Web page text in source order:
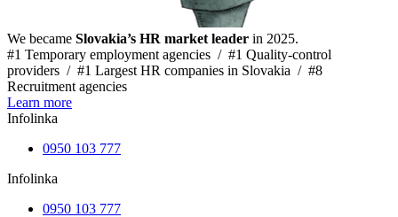
We became Slovakia’s HR market leader in 2025.
#1 Temporary employment agencies / #1 Quality-control
providers / #1 Largest HR companies in Slovakia / #8
Recruitment agencies
Learn more
Infolinka
0950 103 777
Infolinka
0950 103 777